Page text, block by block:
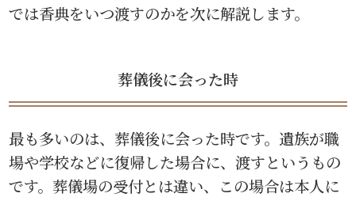
では香典をいつ渡すのかを次に解説します。
葬儀後に会った時
最も多いのは、葬儀後に会った時です。遺族が職
場や学校などに復帰した場合に、渡すというもの
です。葬儀場の受付とは違い、この場合は本人に